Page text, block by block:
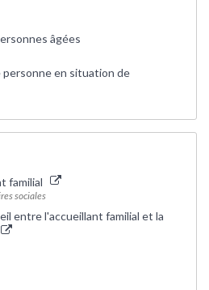
âgées
en situation de
familial
sociales
entre l'accueillant familial et la